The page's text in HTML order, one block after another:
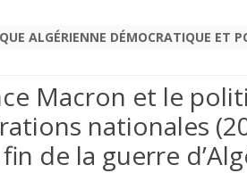
ALGÉRIENNE DÉMOCRATIQUE ET
Macron et le
nationales
de la guerre